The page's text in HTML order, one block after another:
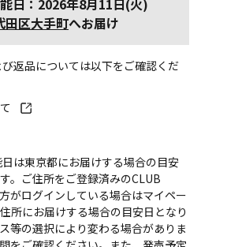
日：2026年8月11日(火)
田区大手町へお届け
返品については以下をご確認くだ
は東京都にお届けする場合の目安
。ご住所をご登録済みのCLUB
がログインしている場合はマイペー
所にお届けする場合の目安日となり
等の選択により変わる場合がありま